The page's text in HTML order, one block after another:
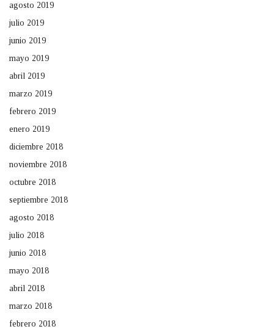
agosto 2019
julio 2019
junio 2019
mayo 2019
abril 2019
marzo 2019
febrero 2019
enero 2019
diciembre 2018
noviembre 2018
octubre 2018
septiembre 2018
agosto 2018
julio 2018
junio 2018
mayo 2018
abril 2018
marzo 2018
febrero 2018